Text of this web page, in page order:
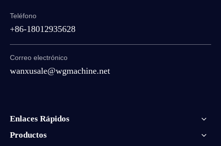
Teléfono
+86-18012935628
Correo electrónico
wanxusale@wgmachine.net
Enlaces Rápidos
Productos